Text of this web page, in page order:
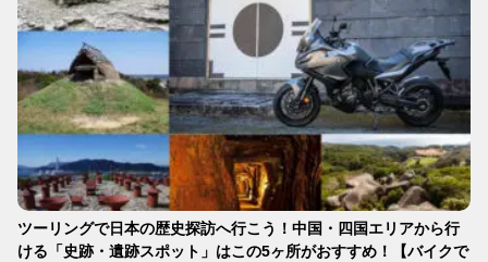
ツーリングで日本の歴史探訪へ行こう！中国・四国エリアから行
ける「史跡・遺跡スポット」はこの5ヶ所がおすすめ！【バイクで